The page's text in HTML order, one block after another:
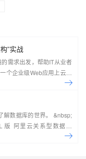
”实战
需求出发，帮助IT从业者
个企业级Web应用上云的
解数据库的世界。 &nbsp;
阿里云关系型数据库
定可靠、可弹性伸缩的在